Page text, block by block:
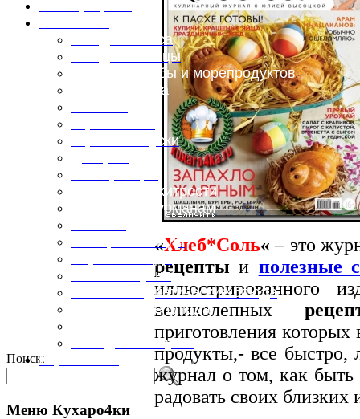
Блюда из мяса
Блюда из птицы
Блюда из рыбы и морепродуктов
Вторые блюда
Горячие закуски
Кулинарные хитрости
Маленьким гурманам
Овощные блюда
Полевая кухня
Постные и диетические блюда
Праздничные блюда
Холодные закуски
Карта сайта
Поиск:
Меню Кухаро4ки
«Хлеб*Соль« – это
рецепты и полезные
иллюстрированного
великолепных
приготовления которых
продукты,- все быстро,
журнал о том, как быть
радовать своих близких